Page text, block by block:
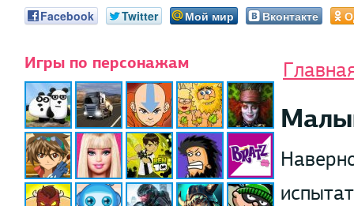
Facebook Twitter Мой мир Вконтакте
Игры по персонажам